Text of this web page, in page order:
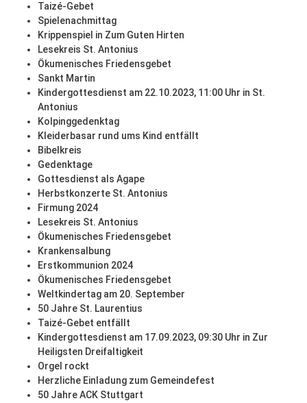
Taizé-Gebet
Spielenachmittag
Krippenspiel in Zum Guten Hirten
Lesekreis St. Antonius
Ökumenisches Friedensgebet
Sankt Martin
Kindergottesdienst am 22.10.2023, 11:00 Uhr in St.
Antonius
Kolpinggedenktag
Kleiderbasar rund ums Kind entfällt
Bibelkreis
Gedenktage
Gottesdienst als Agape
Herbstkonzerte St. Antonius
Firmung 2024
Lesekreis St. Antonius
Ökumenisches Friedensgebet
Krankensalbung
Erstkommunion 2024
Ökumenisches Friedensgebet
Weltkindertag am 20. September
50 Jahre St. Laurentius
Taizé-Gebet entfällt
Kindergottesdienst am 17.09.2023, 09:30 Uhr in Zur
Heiligsten Dreifaltigkeit
Orgel rockt
Herzliche Einladung zum Gemeindefest
50 Jahre ACK Stuttgart